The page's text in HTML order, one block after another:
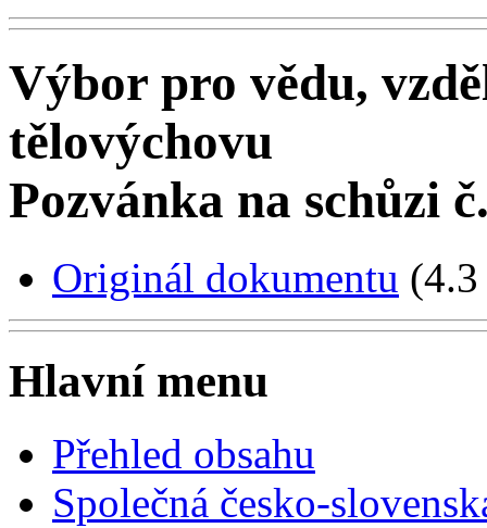
Výbor pro vědu,
tělovýchovu
Pozvánka na schůzi
Originál dokumentu
Hlavní menu
Přehled obsahu
Společná česko-